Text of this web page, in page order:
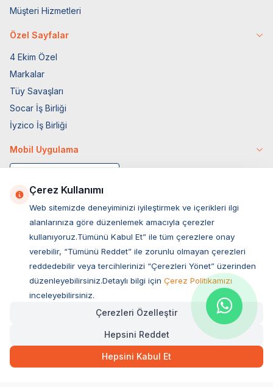
Müşteri Hizmetleri
Özel Sayfalar
4 Ekim Özel
Markalar
Tüy Savaşları
Socar İş Birliği
İyzico İş Birliği
Mobil Uygulama
Müşteri Hizmetleri
Sıkça Sorulan Sorular
Ovacık Mah. Hacıoğlu Sok. No:13 Başiskele / KOCAELİ
Müşteri Destek Hattı
Çerez Kullanımı
Web sitemizde deneyiminizi iyileştirmek ve içerikleri ilgi
alanlarınıza göre düzenlemek amacıyla çerezler
kullanıyoruz.Tümünü Kabul Et” ile tüm çerezlere onay
verebilir, “Tümünü Reddet” ile zorunlu olmayan çerezleri
reddedebilir veya tercihlerinizi “Çerezleri Yönet” üzerinden
düzenleyebilirsiniz.Detaylı bilgi için Çerez Politikamızı
inceleyebilirsiniz.
Çerezleri Özelleştir
Hepsini Reddet
Hepsini Kabul Et